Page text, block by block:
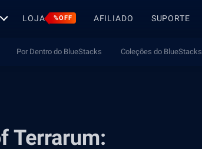
LOJA %OFF AFILIADO SUPORTE
Por Dentro do BlueStacks Coleções do BlueStacks
Terrarum: